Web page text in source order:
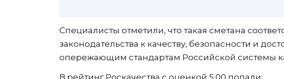
Специалисты отметили, что такая сметана
законодательства к качеству, безопасности и
опережающим стандартам Российской системы
В рейтинг Роскачества с оценкой 5.00 попали: